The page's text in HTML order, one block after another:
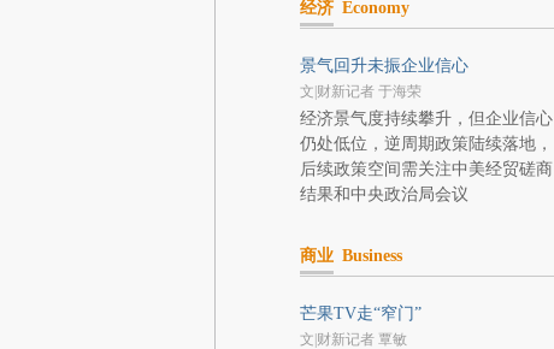
经济 Economy
景气回升未振企业信心
文|财新记者 于海荣
经济景气度持续攀升，但企业信心
仍处低位，逆周期政策陆续落地，
后续政策空间需关注中美经贸磋商
结果和中央政治局会议
商业 Business
芒果TV走“窄门”
文|财新记者 覃敏